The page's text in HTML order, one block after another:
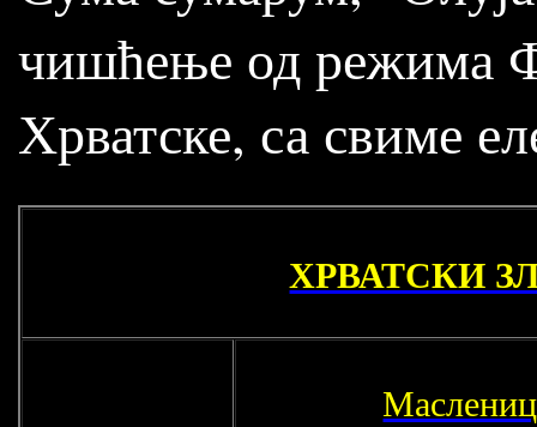
чишћење од режима
Хрватске, са свиме
ХРВАТСКИ